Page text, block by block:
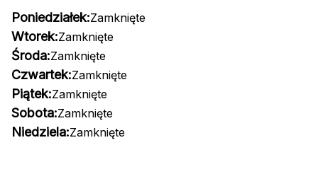
Poniedziałek:Zamknięte
Wtorek:Zamknięte
Środa:Zamknięte
Czwartek:Zamknięte
Piątek:Zamknięte
Sobota:Zamknięte
Niedziela:Zamknięte